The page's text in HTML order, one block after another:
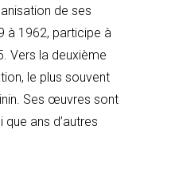
de ses
à 1962, participe à
Vers la deuxième
le plus souvent
Ses œuvres sont
ans d’autres